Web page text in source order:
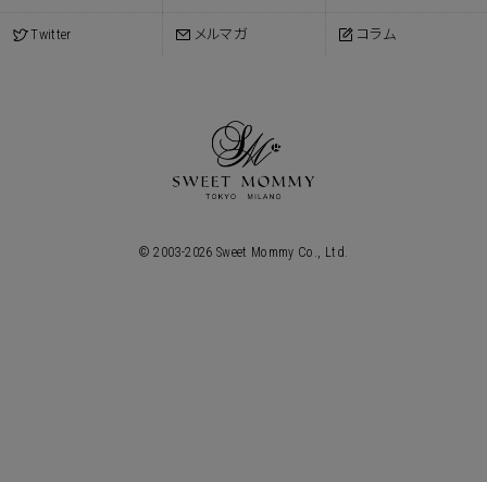
Twitter メルマガ コラム
© 2003-2026 Sweet Mommy Co., Ltd.